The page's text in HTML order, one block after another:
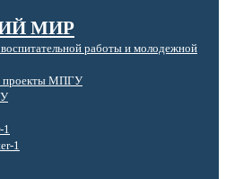
МИР
работы и молодежной
проекты МПГУ